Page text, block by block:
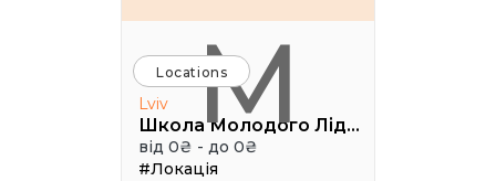
М
Locations
Lviv
Школа Молодого Лідера
від 0₴ - до 0₴
#Локація